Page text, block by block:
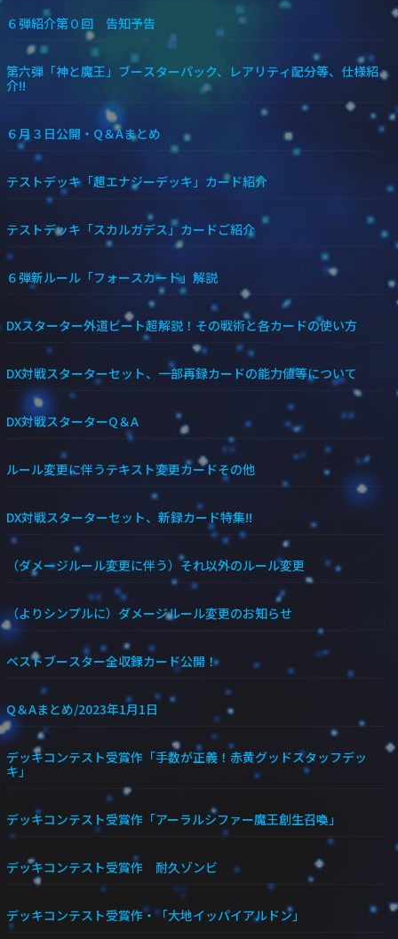
６弾紹介第０回 告知予告
第六弾「神と魔王」ブースターパック、レアリティ配分等、仕様紹
介!!
６月３日公開・Q＆Aまとめ
テストデッキ「超エナジーデッキ」カード紹介
テストデッキ「スカルガデス」カードご紹介
６弾新ルール「フォースカード」解説
DXスターター外道ビート超解説！その戦術と各カードの使い方
DX対戦スターターセット、一部再録カードの能力値等について
DX対戦スターターQ＆A
ルール変更に伴うテキスト変更カードその他
DX対戦スターターセット、新録カード特集!!
（ダメージルール変更に伴う）それ以外のルール変更
（よりシンプルに）ダメージルール変更のお知らせ
ベストブースター全収録カード公開！
Q＆Aまとめ/2023年1月1日
デッキコンテスト受賞作「手数が正義！赤黄グッドスタッフデッ
キ」
デッキコンテスト受賞作「アーラルシファー魔王創生召喚」
デッキコンテスト受賞作 耐久ゾンビ
デッキコンテスト受賞作・「大地イッパイアルドン」